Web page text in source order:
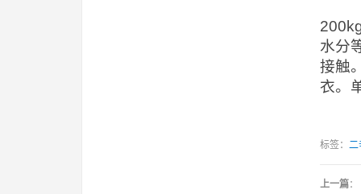
水分
接触
衣。
标签： 二
上一篇：